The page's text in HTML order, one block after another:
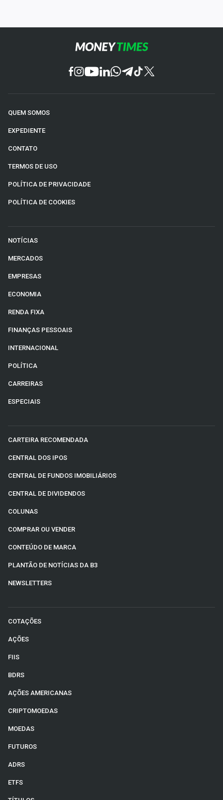
QUEM SOMOS
EXPEDIENTE
CONTATO
TERMOS DE USO
POLÍTICA DE PRIVACIDADE
POLÍTICA DE COOKIES
NOTÍCIAS
MERCADOS
EMPRESAS
ECONOMIA
RENDA FIXA
FINANÇAS PESSOAIS
INTERNACIONAL
POLÍTICA
CARREIRAS
ESPECIAIS
CARTEIRA RECOMENDADA
CENTRAL DOS IPOS
CENTRAL DE FUNDOS IMOBILIÁRIOS
CENTRAL DE DIVIDENDOS
COLUNAS
COMPRAR OU VENDER
CONTEÚDO DE MARCA
PLANTÃO DE NOTÍCIAS DA B3
NEWSLETTERS
COTAÇÕES
AÇÕES
FIIS
BDRS
AÇÕES AMERICANAS
CRIPTOMOEDAS
MOEDAS
FUTUROS
ADRS
ETFS